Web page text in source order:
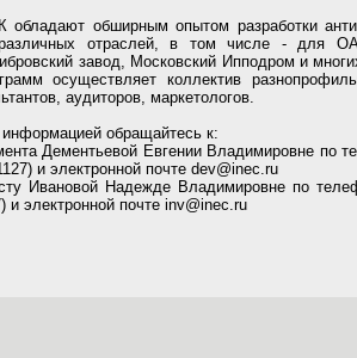
обладают обширным опытом разработки
различных отраслей, в том числе - для
завод, Московский Ипподром и
осуществляет коллектив
аудиторов, маркетологов.
обращайтесь к:
Дементьевой Евгении Владимировне по
и электронной почте dev@inec.ru
Ивановой Надежде Владимировне по
и электронной почте inv@inec.ru